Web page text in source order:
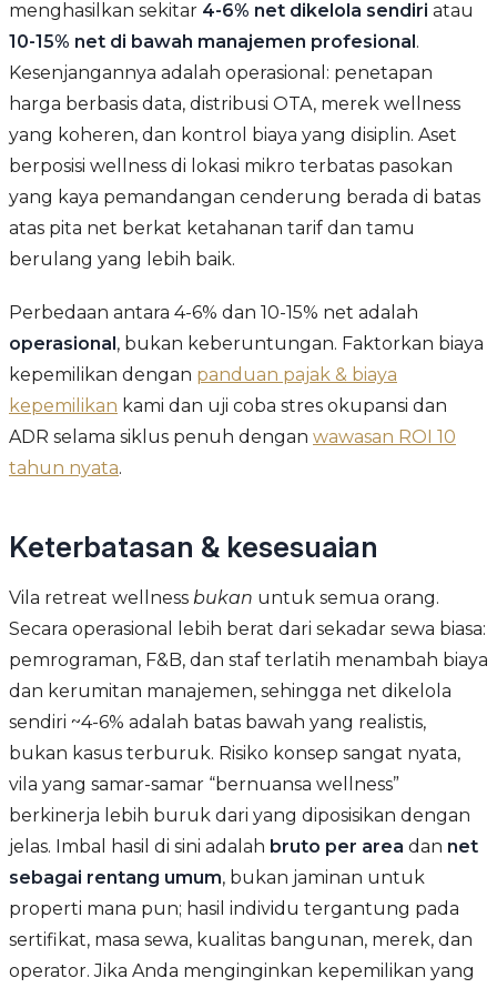
menghasilkan sekitar 4-6% net dikelola sendiri atau
10-15% net di bawah manajemen profesional.
Kesenjangannya adalah operasional: penetapan
harga berbasis data, distribusi OTA, merek wellness
yang koheren, dan kontrol biaya yang disiplin. Aset
berposisi wellness di lokasi mikro terbatas pasokan
yang kaya pemandangan cenderung berada di batas
atas pita net berkat ketahanan tarif dan tamu
berulang yang lebih baik.
Perbedaan antara 4-6% dan 10-15% net adalah
operasional, bukan keberuntungan. Faktorkan biaya
kepemilikan dengan panduan pajak & biaya
kepemilikan kami dan uji coba stres okupansi dan
ADR selama siklus penuh dengan wawasan ROI 10
tahun nyata.
Keterbatasan & kesesuaian
Vila retreat wellness bukan untuk semua orang.
Secara operasional lebih berat dari sekadar sewa biasa:
pemrograman, F&B, dan staf terlatih menambah biaya
dan kerumitan manajemen, sehingga net dikelola
sendiri ~4-6% adalah batas bawah yang realistis,
bukan kasus terburuk. Risiko konsep sangat nyata,
vila yang samar-samar “bernuansa wellness”
berkinerja lebih buruk dari yang diposisikan dengan
jelas. Imbal hasil di sini adalah bruto per area dan net
sebagai rentang umum, bukan jaminan untuk
properti mana pun; hasil individu tergantung pada
sertifikat, masa sewa, kualitas bangunan, merek, dan
operator. Jika Anda menginginkan kepemilikan yang